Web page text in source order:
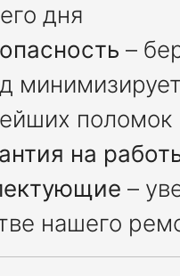
дня
–
поломок
на
–
нашего